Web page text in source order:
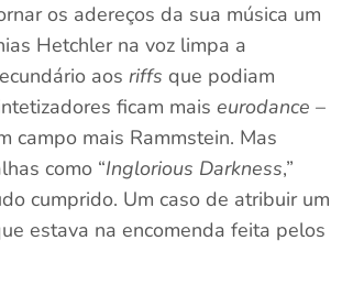
os adereços da sua música um
Hetchler na voz limpa a
aosriffs que podiam
ficam maiseurodance –
campo mais Rammstein. Mas
como “Inglorious Darkness,”
cumprido. Um caso de atribuir um
estava na encomenda feita pelos